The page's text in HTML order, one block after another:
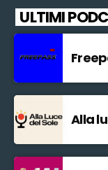
ULTIMI
Alla